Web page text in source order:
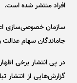
افراد منتشر شده است.
سازمان خصوصی‌سازی
جاماندگان سهام عدالت
در پی انتشار برخی
گزارش‌هایی از انتشار